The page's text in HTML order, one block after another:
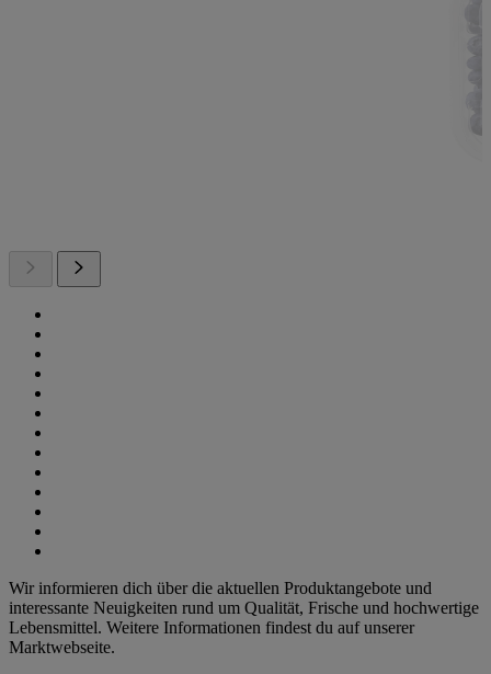
Wir informieren dich über die aktuellen Produktangebote und
interessante Neuigkeiten rund um Qualität, Frische und hochwertige
Lebensmittel. Weitere Informationen findest du auf unserer
Marktwebseite.